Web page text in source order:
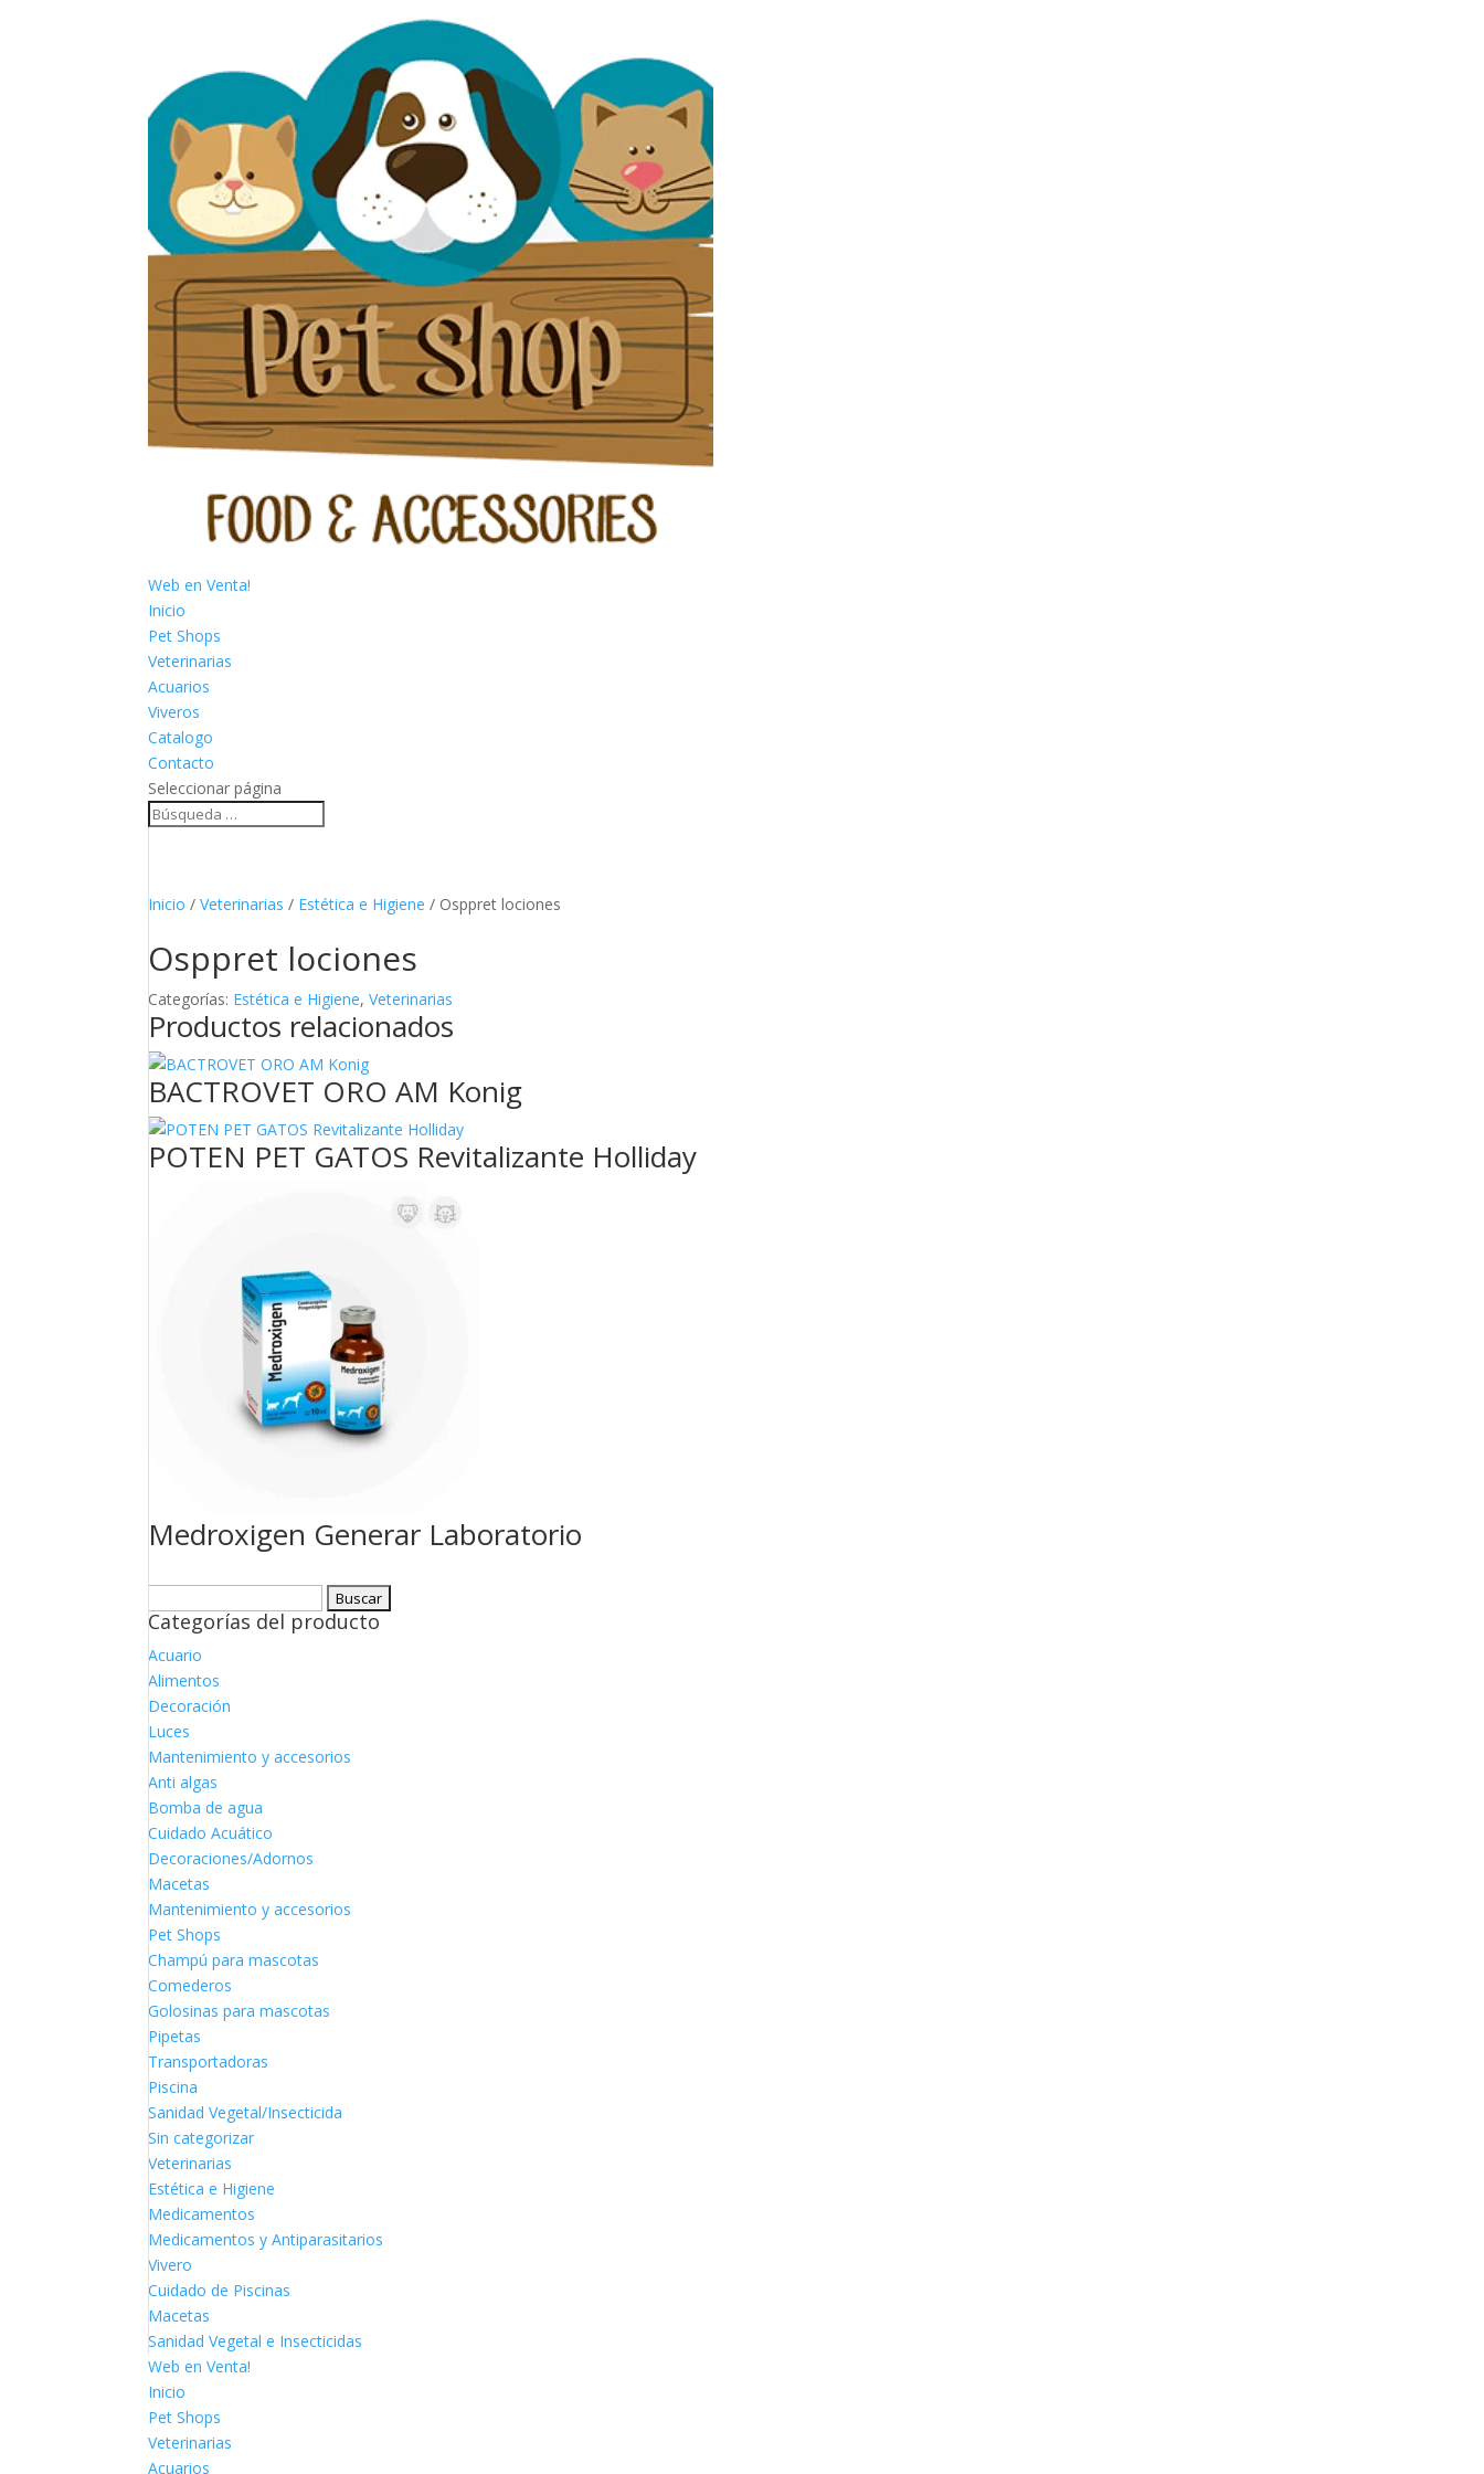
Web en Venta!
Inicio
Pet Shops
Veterinarias
Acuarios
Viveros
Catalogo
Contacto
Seleccionar página
Inicio /Veterinarias / Estética e Higiene / Osppret lociones
Osppret lociones
Categorías: Estética e Higiene,Veterinarias
Productos relacionados
BACTROVET ORO AM Konig
POTEN PET GATOS Revitalizante Holliday
Medroxigen Generar Laboratorio
Categorías del producto
Acuario
Alimentos
Decoración
Luces
Mantenimiento y accesorios
Anti algas
Bomba de agua
Cuidado Acuático
Decoraciones/Adornos
Macetas
Mantenimiento y accesorios
Pet Shops
Champú para mascotas
Comederos
Golosinas para mascotas
Pipetas
Transportadoras
Piscina
Sanidad Vegetal/Insecticida
Sin categorizar
Veterinarias
Estética e Higiene
Medicamentos
Medicamentos y Antiparasitarios
Vivero
Cuidado de Piscinas
Macetas
Sanidad Vegetal e Insecticidas
Web en Venta!
Inicio
Pet Shops
Veterinarias
Acuarios